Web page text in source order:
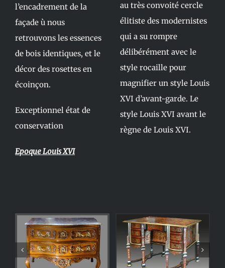
l’encadrement de la
façade ù nous
retrouvons les essences
de bois identiques, et le
décor des rosettes en
écoinçon.
Exceptionnel état de
conservation
Epoque Louis XVI
au très convoité cercle
élitiste des modernistes
qui a su rompre
délibérément avec le
style rocaille pour
magnifier un style Louis
XVI d’avant-garde. Le
style Louis XVI avant le
règne de Louis XVI.